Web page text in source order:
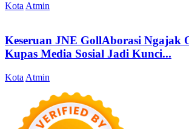
Kota Atmin
Keseruan JNE GollAborasi Ngajak
Kupas Media Sosial Jadi Kunci...
Kota Atmin